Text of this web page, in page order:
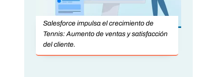
Salesforce impulsa el crecimiento de
Tennis: Aumento de ventas y satisfacción
del cliente.